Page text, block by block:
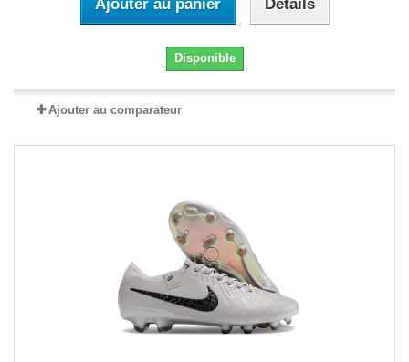
Ajouter au panier Détails
Disponible
Ajouter au comparateur